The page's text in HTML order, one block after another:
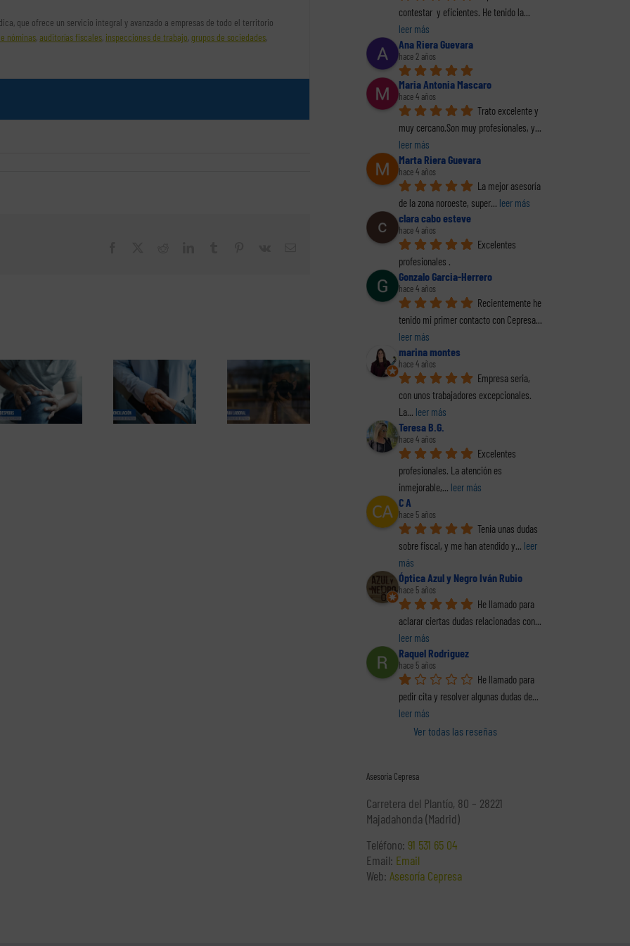
que ofrece un servicio integral y avanzado a empresas de todo el territorio
nóminas,auditorías fiscales, inspecciones de trabajo, grupos de sociedades,
El proceso
negociador en la
adaptación de
Las bajas laborales
y los detectives
privados. Informes
probatorios que
pueden ser
El trabajador se
niega a ser
despedido, y no
acepta la carta de
Las actas de
conciliación para
llegar a un acuerdo
entre el trabajador
y la empresa
Despido
disciplinario por
contestar  y eficientes. He tenido la
leer más
Ana Riera Guevara
hace 2 años
Maria Antonia Mascaro
hace 4 años
Trato excelente y
muy cercano.Son muy profesionales, y
leer más
Marta Riera Guevara
hace 4 años
La mejor asesoría
de la zona noroeste, super... leer más
clara cabo esteve
hace 4 años
Excelentes
profesionales .
Gonzalo Garcia-Herrero
hace 4 años
Recientemente he
tenido mi primer contacto con Cepresa
leer más
marina montes
hace 4 años
Empresa seria,
con unos trabajadores excepcionales.
La... leer más
Teresa B.G.
hace 4 años
Excelentes
profesionales. La atención es
inmejorable,... leer más
C A
hace 5 años
Tenia unas dudas
sobre fiscal, y me han atendido y... leer
más
Óptica Azul y Negro Iván Rubio
hace 5 años
He llamado para
aclarar ciertas dudas relacionadas con
leer más
Raquel Rodriguez
hace 5 años
He llamado para
pedir cita y resolver algunas dudas de
leer más
Ver todas las reseñas
Asesoría Cepresa
Carretera del Plantío, 80 – 28221
Majadahonda (Madrid)
Teléfono: 91 531 65 04
Email: Email
Web: Asesoría Cepresa